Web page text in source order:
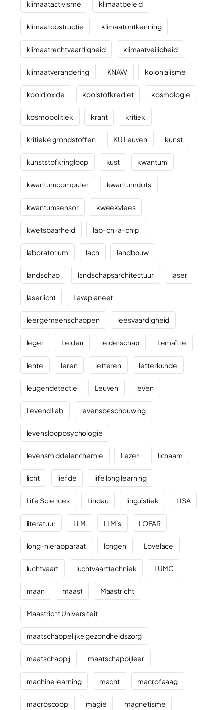
klimaatactivisme klimaatbeleid
klimaatobstructie klimaatontkenning
klimaatrechtvaardigheid klimaatveiligheid
klimaatverandering KNAW kolonialisme
kooldioxide koolstofkrediet kosmologie
kosmopolitiek krant kritiek
kritieke grondstoffen KU Leuven kunst
kunststofkringloop kust kwantum
kwantumcomputer kwantumdots
kwantumsensor kweekvlees
kwetsbaarheid lab-on-a-chip
laboratorium lach landbouw
landschap landschapsarchitectuur laser
laserlicht Lavaplaneet
leergemeenschappen leesvaardigheid
leger Leiden leiderschap Lemaître
lente leren letteren letterkunde
leugendetectie Leuven leven
Levend Lab levensbeschouwing
levenslooppsychologie
levensmiddelenchemie Lezen lichaam
licht liefde life long learning
Life Sciences Lindau linguïstiek LISA
literatuur LLM LLM's LOFAR
long-nierapparaat longen Lovelace
luchtvaart luchtvaarttechniek LUMC
maan maast Maastricht
Maastricht Universiteit
maatschappelijke gezondheidszorg
maatschappij maatschappijleer
machine learning macht macrofaaag
macroscoop magie magnetisme